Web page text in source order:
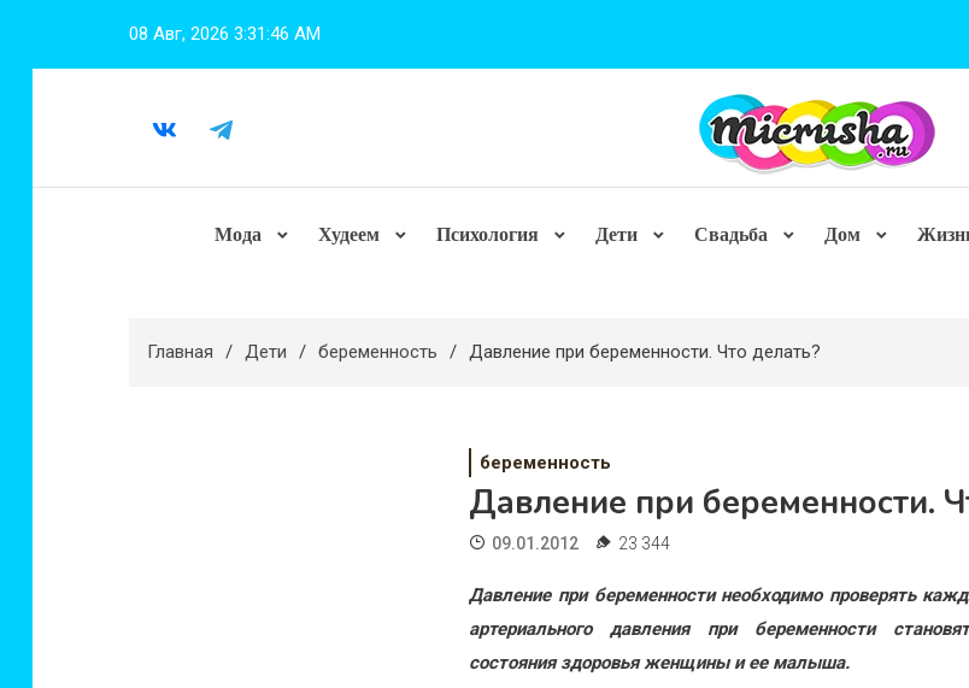
08 Авг, 2026 3:31:48 AM
Мода Худеем Психология Дети Свадьба Дом
Главная Дети беременность Давление при беременности. Что делать?
беременность
Давление при беременности.
09.01.2012 23 344
Давление при беременности необходимо проверять
артериального давления при беременности
состояния здоровья женщины и ее малыша.